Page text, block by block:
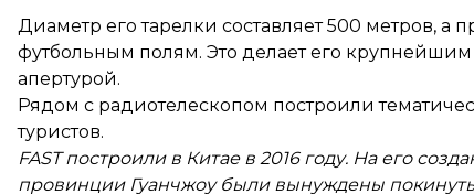
Диаметр его тарелки составляет 500 метров,
футбольным полям. Это делает его
апертурой.
Рядом с радиотелескопом построили
туристов.
FAST построили в Китае в 2016 году. На его
провинции Гуанчжоу были вынуждены покинуть